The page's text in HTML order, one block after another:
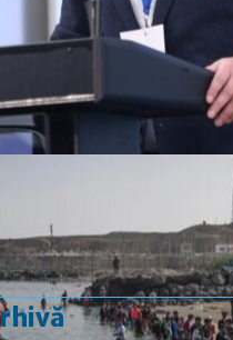
CHF
: 5,6221 RON
GBP: 6,1236 RON
Convertor valutar
»
Rezultat: